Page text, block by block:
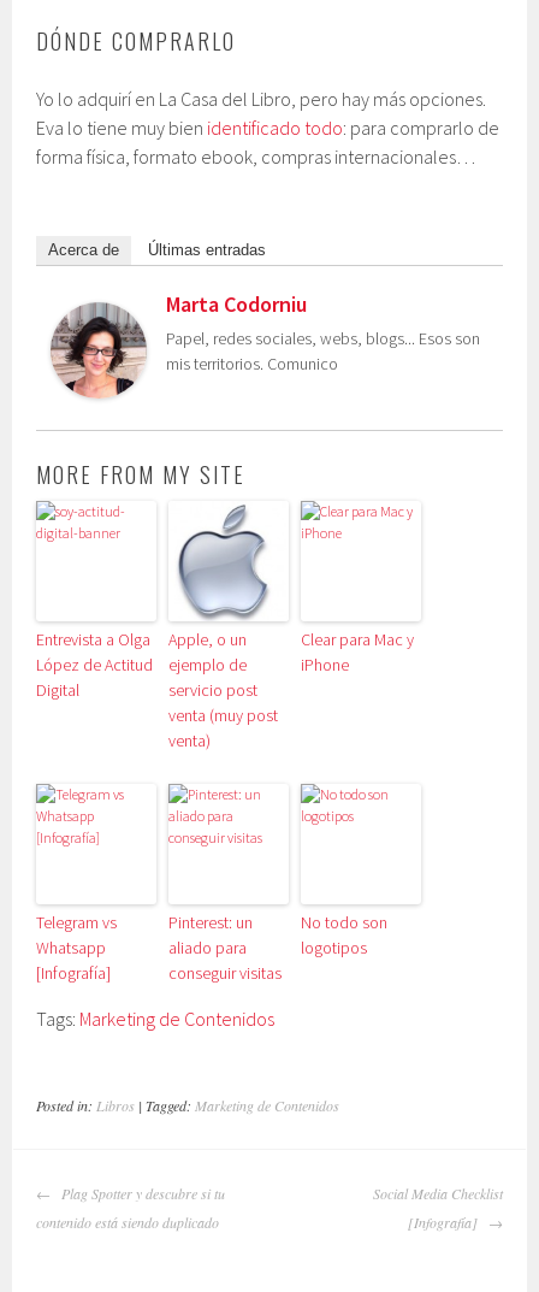
DÓNDE COMPRARLO
Yo lo adquirí en La Casa del Libro, pero hay más opciones.
Eva lo tiene muy bien identificado todo: para comprarlo de
forma física, formato ebook, compras internacionales…
Acerca de Últimas entradas
Marta Codorniu
Papel, redes sociales, webs, blogs... Esos son
mis territorios. Comunico
MORE FROM MY SITE
Entrevista a Olga
López de Actitud
Digital
Apple, o un
ejemplo de
servicio post
venta (muy post
venta)
Clear para Mac y
iPhone
Telegram vs
Whatsapp
[Infografía]
Pinterest: un
aliado para
conseguir visitas
No todo son
logotipos
Tags: Marketing de Contenidos
Posted in: Libros | Tagged: Marketing de Contenidos
NAVEGADOR
DE
Plag Spotter y descubre si tu
contenido está siendo duplicado
Social Media Checklist
[Infografía]